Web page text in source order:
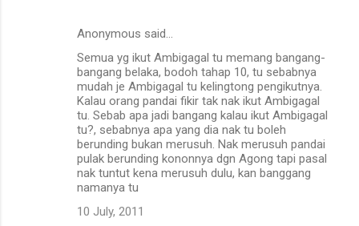
Anonymous said…
Semua yg ikut Ambigagal tu memang bangang-
bangang belaka, bodoh tahap 10, tu sebabnya
mudah je Ambigagal tu kelingtong pengikutnya.
Kalau orang pandai fikir tak nak ikut Ambigagal
tu. Sebab apa jadi bangang kalau ikut Ambigagal
tu?, sebabnya apa yang dia nak tu boleh
berunding bukan merusuh. Nak merusuh pandai
pulak berunding kononnya dgn Agong tapi pasal
nak tuntut kena merusuh dulu, kan banggang
namanya tu
10 July, 2011